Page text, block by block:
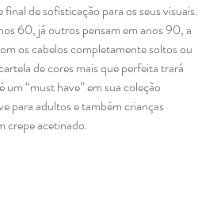
de sofisticação para os seus visuais.
60, já outros pensam em anos 90, a
os cabelos completamente soltos ou
de cores mais que perfeita trará
um “must have” em sua coleção
para adultos e também crianças
crepe acetinado.